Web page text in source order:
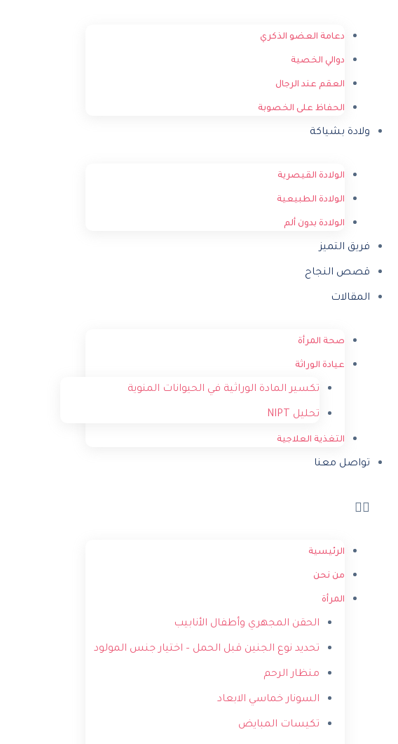
دعامة العضو الذكري
دوالي الخصية
العقم عند الرجال
الحفاظ على الخصوبة
ولادة بشياكة
الولادة القيصرية
الولادة الطبيعية
الولادة بدون ألم
فريق التميز
قصص النجاح
المقالات
صحة المرأة
عيادة الوراثة
تكسير المادة الوراثية في الحيوانات المنوية
تحليل NIPT
التغذية العلاجية
تواصل معنا
الرئيسية
من نحن
المرأة
الحقن المجهري وأطفال الأنابيب
تحديد نوع الجنين قبل الحمل – اختيار جنس المولود
منظار الرحم
السونار خماسي الابعاد
تكيسات المبايض